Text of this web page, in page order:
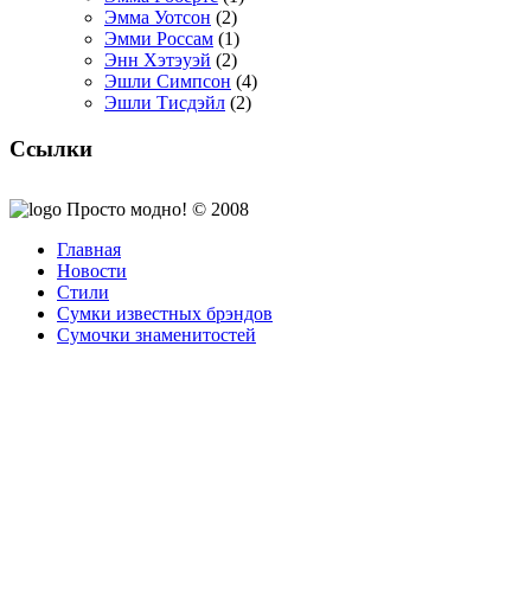
Эмма Уотсон (2)
Эмми Россам (1)
Энн Хэтэуэй (2)
Эшли Симпсон (4)
Эшли Тисдэйл (2)
Ссылки
Просто модно! © 2008
Главная
Новости
Стили
Сумки известных брэндов
Сумочки знаменитостей